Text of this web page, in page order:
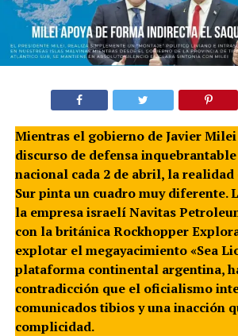
Mientras el gobierno de Javier
discurso de defensa
nacional cada 2 de abril, la
Sur pinta un cuadro muy diferente.
la empresa israelí Navitas
con la británica Rockhopper
explotar el megayacimiento «Sea
plataforma continental argentina,
contradicción que el oficialismo
comunicados tibios y una inacción
complicidad.